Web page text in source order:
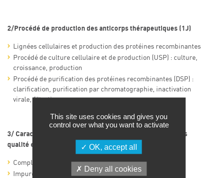
2/Procédé de production des anticorps thérapeutiques (1J)
Lignées cellulaires et production des protéines recombinantes
Procédé de culture cellulaire et de production (USP) : culture,
croissance, production
Procédé de purification des protéines recombinantes (DSP) :
clarification, purification par chromatographie, inactivation
virale, filtrations
3/ Caractérisation des anticorps thérapeutiques : attributs
qualité et panel analytique (0.5J)
Complexité et hétérogénéité structurale des anticorps
Impuretés liées au procédé et Impuretés liées au produit
This site uses cookies and gives you
control over what you want to activate
OK, accept all
Deny all cookies